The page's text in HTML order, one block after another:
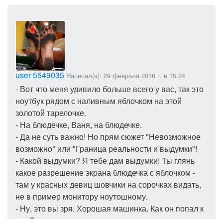
user 5549035 Написал(а): 29 февраля 2016 г. в 15:24
- Вот что меня удивило больше всего у вас, так это
ноутбук рядом с наливным яблочком на этой
золотой тарелочке.
- На блюдечке, Ваня, на блюдечке.
- Да не суть важно! Но прям сюжет "Невозможное
возможно" или "Граница реальности и выдумки"!
- Какой выдумки? Я тебе дам выдумки! Ты глянь
какое разрешение экрана блюдечка с яблочком -
там у красных девиц шовчики на сорочках видать,
не в пример монитору ноутошному.
- Ну, это вы зря. Хорошая машинка. Как он попал к